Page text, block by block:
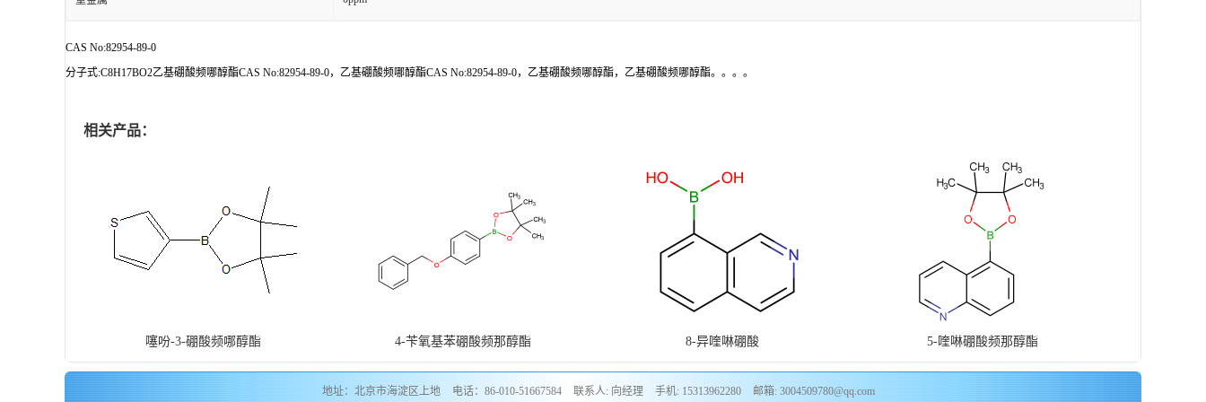
CAS No:82954-89-0
分子式:C8H17BO2乙基硼酸频哪醇酯CAS No:82954-89-0，乙基硼酸频哪醇酯CAS No:82954-89-0，乙基硼酸频哪醇酯，乙基硼酸频哪醇酯。。。。
相关产品：
噻吩-3-硼酸频哪醇酯 4-苄氧基苯硼酸频那醇酯 8-异喹啉硼酸 5-喹啉硼酸频那醇酯
地址：北京市海淀区上地 电话：86-010-51667584 联系人: 向经理 手机: 15313962280 邮箱: 3004509780@qq.com